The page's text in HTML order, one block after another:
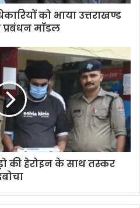
को भाया उत्तराखण्ड
माॅडल
की हेरोइन के साथ तस्कर